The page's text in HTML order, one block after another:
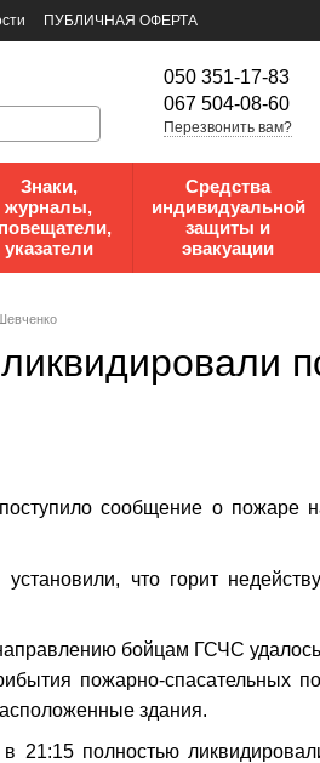
ПУБЛИЧНАЯ ОФЕРТА
050 351-17-83
067 504-08-60
Перезвонить вам?
Знаки,
журналы,
указатели
Средства
индивидуальной
защиты и
эвакуации
сообщение о пожаре
что горит
бойцам ГСЧС
пожарно-спасательных
здания.
21:15 полностью